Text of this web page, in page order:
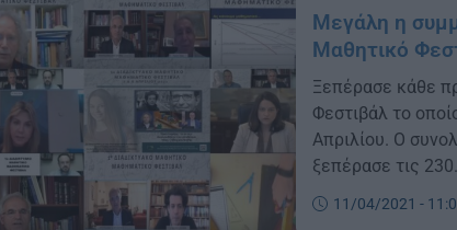
Μεγάλη η
Μαθητικό
Ξεπέρασε κάθε
Φεστιβάλ το
Απριλίου. Ο
ξεπέρασε τις
των γρίφων
Μαθηματικού
11/04/2021 -